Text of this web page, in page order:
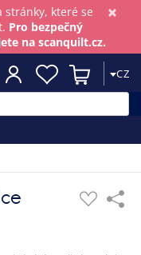
×
stránky, které se
Pro bezpečný
na scanquilt.cz.
CZ